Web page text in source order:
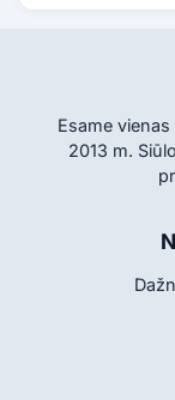
Esame
2013 m.